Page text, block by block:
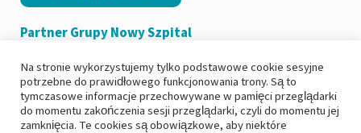
Partner Grupy Nowy Szpital
Copyright 2026 |Polityka prywatności
Na stronie wykorzystujemy tylko podstawowe cookie sesyjne
potrzebne do prawidłowego funkcjonowania trony. Są to
tymczasowe informacje przechowywane w pamięci przeglądarki
do momentu zakończenia sesji przeglądarki, czyli do momentu jej
zamknięcia. Te cookies są obowiązkowe, aby niektóre